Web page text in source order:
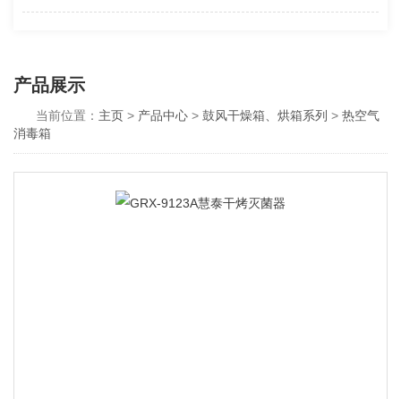
产品展示
当前位置： 主页> 产品中心>鼓风干燥箱、烘箱系列 >热空气
消毒箱